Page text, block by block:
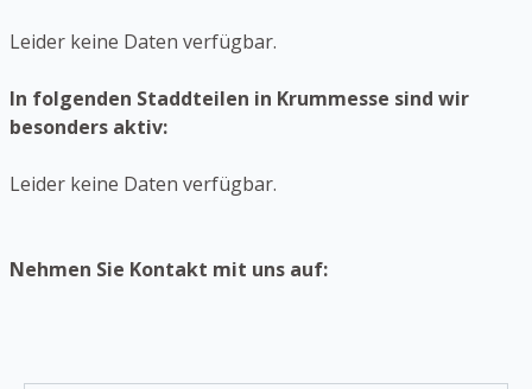
Leider keine Daten verfügbar.
In folgenden Staddteilen in Krummesse sind wir
besonders aktiv:
Leider keine Daten verfügbar.
Nehmen Sie Kontakt mit uns auf: